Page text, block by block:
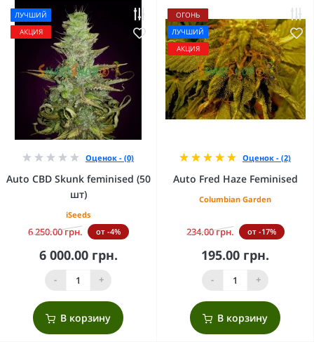
ЛУЧШИЙ
АКЦИЯ
Оценок - (0)
Auto CBD Skunk feminised (50
шт)
iSeeds
6 250.00 грн. от -4%
6 000.00 грн.
- +
В корзину
ОГОНЬ
ЛУЧШИЙ
АКЦИЯ
Оценок - (2)
Auto Fred Haze Feminised
Columbian Garden
234.00 грн. от -17%
195.00 грн.
- +
В корзину